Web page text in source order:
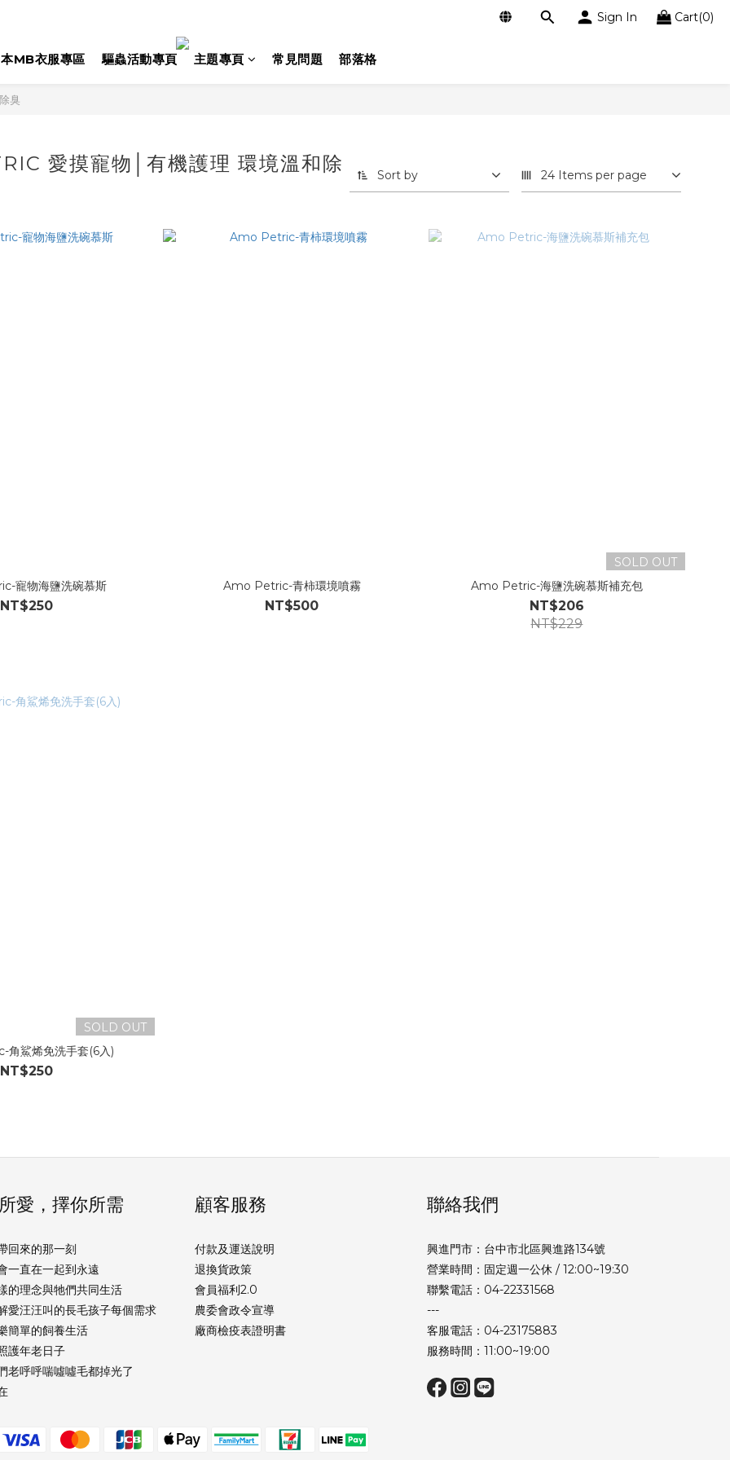
Sign In Cart(0)
本MB衣服專區 驅蟲活動專頁 主題專頁 常見問題 部落格
臭
愛摸寵物│有機護理 環境溫和除
Sort by 24 Items per page
寵物海鹽洗碗慕斯
NT$250
Amo Petric-青柿環境噴霧
NT$500
SOLD OUT
Amo Petric-海鹽洗碗慕斯補充包
NT$206
NT$229
SOLD OUT
鯊烯免洗手套(6入)
NT$250
愛，擇你所需
回來的那一刻
一直在一起到永遠
的理念與牠們共同生活
愛汪汪叫的長毛孩子每個需求
簡單的飼養生活
護年老日子
老呼呼喘噓噓毛都掉光了
顧客服務
付款及運送說明
退換貨政策
會員福利2.0
農委會政令宣導
廠商檢疫表證明書
聯絡我們
興進門市：台中市北區興進路134號
營業時間：固定週一公休 / 12:00~19:30
聯繫電話：04-22331568
---
客服電話：04-23175883
服務時間：11:00~19:00